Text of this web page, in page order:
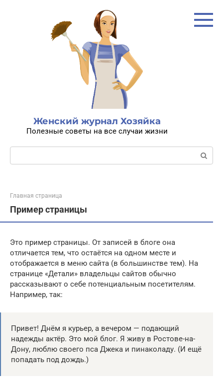
Женский журнал Хозяйка
Полезные советы на все случаи жизни
Поиск:
Главная страница
Пример страницы
Это пример страницы. От записей в блоге она
отличается тем, что остаётся на одном месте и
отображается в меню сайта (в большинстве тем). На
странице «Детали» владельцы сайтов обычно
рассказывают о себе потенциальным посетителям.
Например, так:
Привет! Днём я курьер, а вечером — подающий
надежды актёр. Это мой блог. Я живу в Ростове-на-
Дону, люблю своего пса Джека и пинаколаду. (И ещё
попадать под дождь.)